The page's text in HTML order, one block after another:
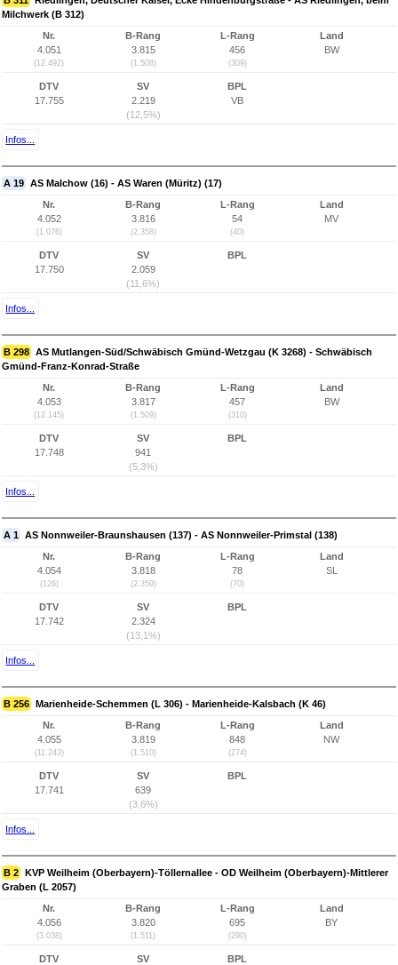
Milchwerk (B 312)
Nr.
4.051
(12.492)
B-Rang
3.815
(1.508)
L-Rang
456
(309)
Land
BW
DTV
17.755
SV
2.219
(12,5%)
BPL
VB
Infos...
A 19 AS Malchow (16) - AS Waren (Müritz) (17)
Nr.
4.052
(1.076)
B-Rang
3.816
(2.358)
L-Rang
54
(40)
Land
MV
DTV
17.750
SV
2.059
(11,6%)
BPL
Infos...
B 298 AS Mutlangen-Süd/Schwäbisch Gmünd-Wetzgau (K 3268) - Schwäbisch
Gmünd-Franz-Konrad-Straße
Nr.
4.053
(12.145)
B-Rang
3.817
(1.509)
L-Rang
457
(310)
Land
BW
DTV
17.748
SV
941
(5,3%)
BPL
Infos...
A 1 AS Nonnweiler-Braunshausen (137) - AS Nonnweiler-Primstal (138)
Nr.
4.054
(126)
B-Rang
3.818
(2.359)
L-Rang
78
(70)
Land
SL
DTV
17.742
SV
2.324
(13,1%)
BPL
Infos...
B 256 Marienheide-Schemmen (L 306) - Marienheide-Kalsbach (K 46)
Nr.
4.055
(11.243)
B-Rang
3.819
(1.510)
L-Rang
848
(274)
Land
NW
DTV
17.741
SV
639
(3,6%)
BPL
Infos...
B 2 KVP Weilheim (Oberbayern)-Töllernallee - OD Weilheim (Oberbayern)-Mittlerer
Graben (L 2057)
Nr.
4.056
(3.038)
B-Rang
3.820
(1.511)
L-Rang
695
(290)
Land
BY
DTV
SV
BPL